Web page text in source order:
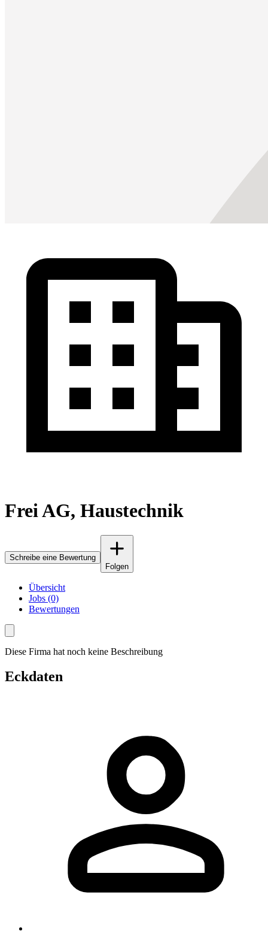
Frei AG, Haustechnik
Schreibe eine Bewertung
Folgen
Übersicht
Jobs (0)
Bewertungen
Diese Firma hat noch keine Beschreibung
Eckdaten